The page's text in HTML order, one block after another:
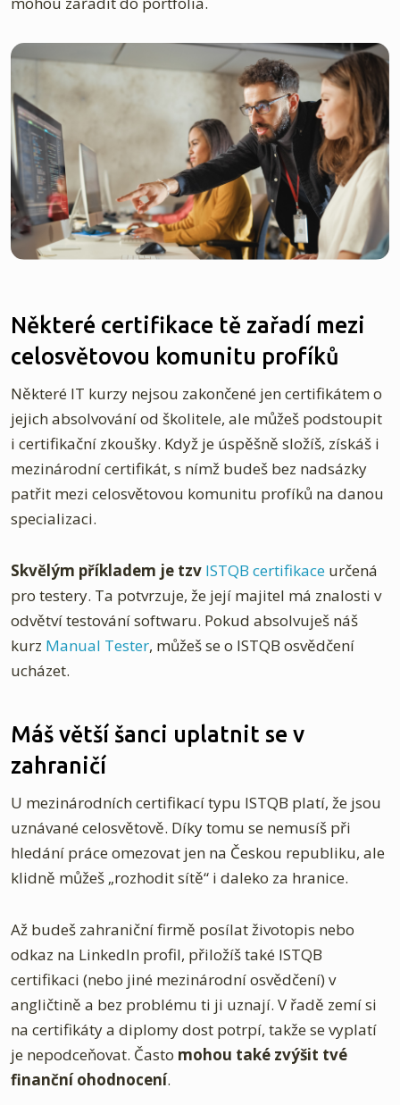
Některé certifikace tě zařadí mezi
celosvětovou komunitu profíků
Některé IT kurzy nejsou zakončené jen certifikátem o
jejich absolvování od školitele, ale můžeš podstoupit
i certifikační zkoušky. Když je úspěšně složíš, získáš i
mezinárodní certifikát, s nímž budeš bez nadsázky
patřit mezi celosvětovou komunitu profíků na danou
specializaci.
Skvělým příkladem je tzv ISTQB certifikace určená
pro testery. Ta potvrzuje, že její majitel má znalosti v
odvětví testování softwaru. Pokud absolvuješ náš
kurz Manual Tester, můžeš se o ISTQB osvědčení
ucházet.
Máš větší šanci uplatnit se v
zahraničí
U mezinárodních certifikací typu ISTQB platí, že jsou
uznávané celosvětově. Díky tomu se nemusíš při
hledání práce omezovat jen na Českou republiku, ale
klidně můžeš „rozhodit sítě“ i daleko za hranice.
Až budeš zahraniční firmě posílat životopis nebo
odkaz na LinkedIn profil, přiložíš také ISTQB
certifikaci (nebo jiné mezinárodní osvědčení) v
angličtině a bez problému ti ji uznají. V řadě zemí si
na certifikáty a diplomy dost potrpí, takže se vyplatí
je nepodceňovat. Často mohou také zvýšit tvé
finanční ohodnocení.